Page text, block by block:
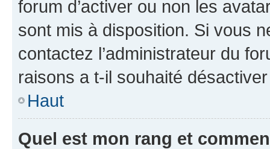
forum d’activer ou non les
sont mis à disposition. Si vous
contactez l’administrateur du
raisons a t-il souhaité
Haut
Quel est mon rang et